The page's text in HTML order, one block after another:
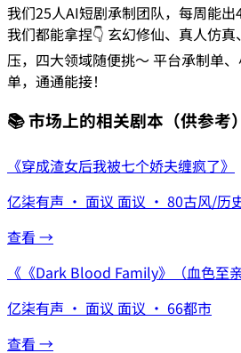
我们25人AI短剧承制团队，每周能出
我们都能拿捏👇 玄幻修仙、真人仿
压，四大领域随便挑～ 平台承制单
单，通通能接！
📚 市场上的相关剧本 （供参考）
《穿成渣女后我被七个娇夫缠疯了》
亿柒有声 · 面议 面议 · 80古风/历
查看 →
《 《Dark Blood Family》（血色至亲
亿柒有声 · 面议 面议 · 66都市
查看 →